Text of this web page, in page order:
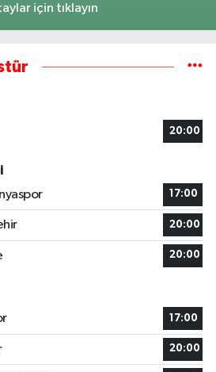
için tıklayın
20:00
17:00
20:00
20:00
17:00
20:00